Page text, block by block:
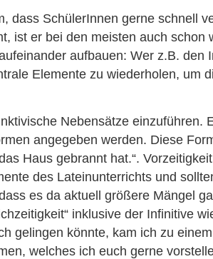
dass SchülerInnen gerne schnell
ist er bei den meisten auch
aufbauen: Wer z.B. den
Elemente zu wiederholen, um
Nebensätze einzuführen.
angegeben werden. Diese
Haus gebrannt hat.“.
des Lateinunterrichts und
es da aktuell größere Mängel
inklusive der Infinitive
gelingen könnte, kam ich zu
welches ich euch gerne